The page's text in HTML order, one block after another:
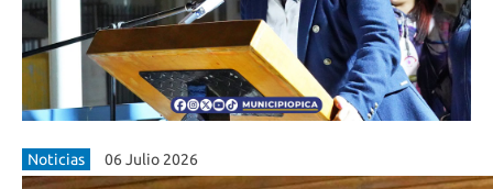
Noticias 06 Julio 2026